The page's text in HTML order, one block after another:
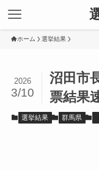
ホーム 選挙結果
沼田市
票結果
2026
3/10
選挙結果 群馬県